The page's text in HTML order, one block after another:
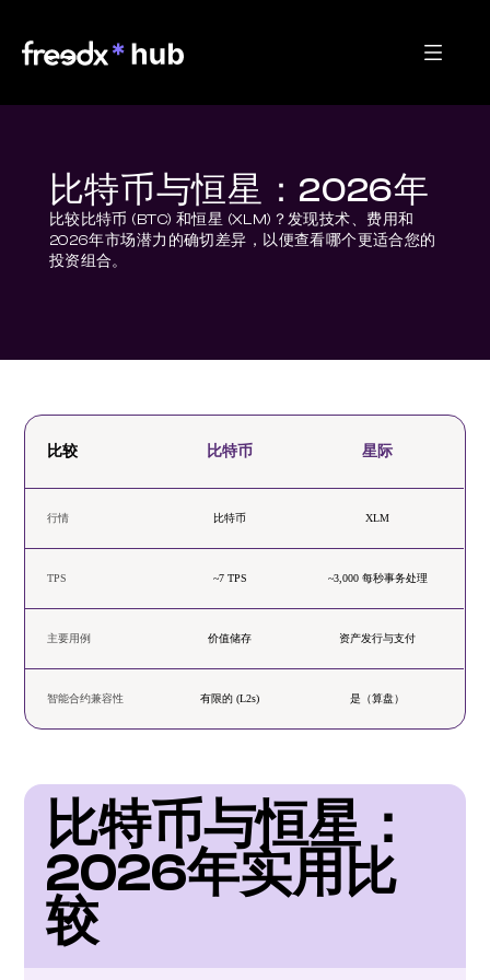
比特币与恒星：2026年
比较比特币 (BTC) 和恒星 (XLM)？发现技术、费用和
2026年市场潜力的确切差异，以便查看哪个更适合您的
投资组合。
比较 比特币 星际
行情 比特币 XLM
TPS ~7 TPS ~3,000 每秒事务处理
主要用例 价值储存 资产发行与支付
智能合约兼容性 有限的 (L2s) 是（算盘）
比特币与恒星：
2026年实用比
较